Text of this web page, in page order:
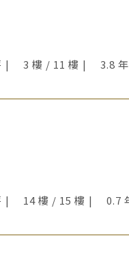
3 樓 / 11 樓 3.8 年
14 樓 / 15 樓 0.7